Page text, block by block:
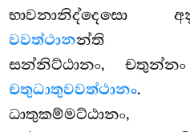
භාවනානිද්දෙසො
වවත්ථානන්ති
සන්නිට්ඨානං,
චතුධාතුවවත්ථානං.
ධාතුකම්මට්ඨානං,